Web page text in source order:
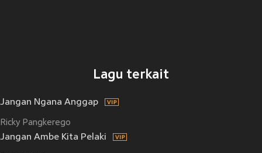
Lagu terkait
Jangan Ngana Anggap
Ricky Pangkerego
Jangan Ambe Kita Pelaki